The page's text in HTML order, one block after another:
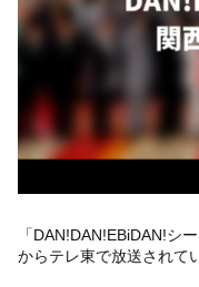
「DAN!DAN!EBiDAN!シ
からテレ東で放送されて